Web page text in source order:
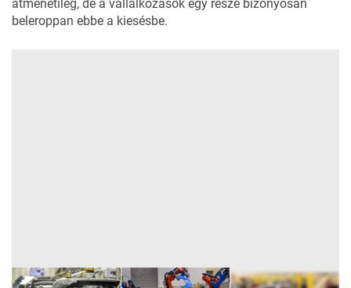
átmenetileg, de a vállalkozások egy része bizonyosan
beleroppan ebbe a kiesésbe.